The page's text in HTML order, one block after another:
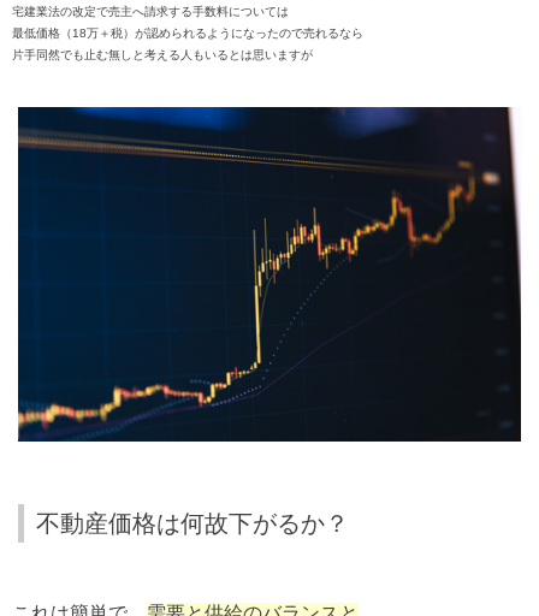
宅建業法の改定で売主へ請求する手数料については
最低価格（18万＋税）が認められるようになったので売れるなら
片手同然でも止む無しと考える人もいるとは思いますが
不動産価格は何故下がるか？